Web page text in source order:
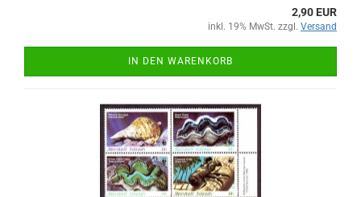
2,90 EUR
inkl. 19% MwSt. zzgl. Versand
IN DEN WARENKORB